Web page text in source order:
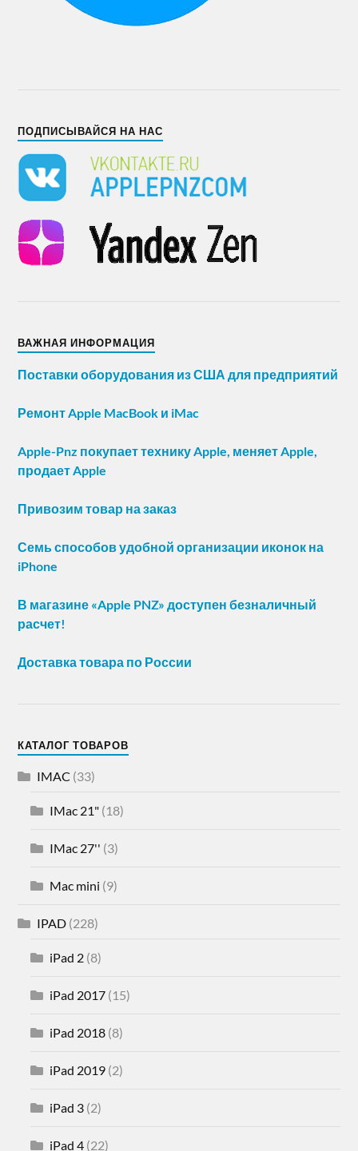
ПОДПИСЫВАЙСЯ НА НАС
ВАЖНАЯ ИНФОРМАЦИЯ
Поставки оборудования из США для предприятий
Ремонт Apple MacBook и iMac
Apple-Pnz покупает технику Apple, меняет Apple,
продает Apple
Привозим товар на заказ
Семь способов удобной организации иконок на
iPhone
В магазине «Apple PNZ» доступен безналичный
расчет!
Доставка товара по России
КАТАЛОГ ТОВАРОВ
IMAC (33)
IMac 21" (18)
IMac 27'' (3)
Mac mini (9)
IPAD (228)
iPad 2 (8)
iPad 2017 (15)
iPad 2018 (8)
iPad 2019 (2)
iPad 3 (2)
iPad 4 (22)